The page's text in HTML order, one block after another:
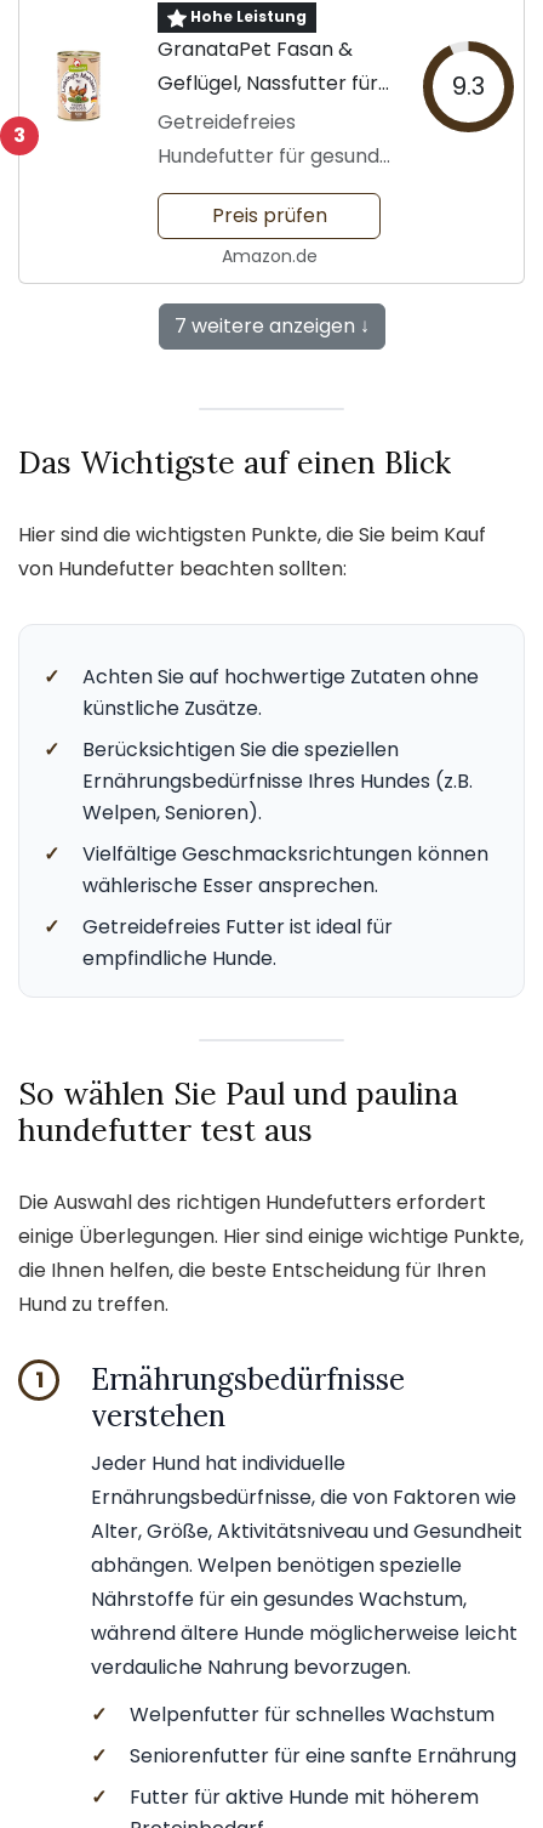
3
Hohe Leistung
GranataPet Fasan &
Geflügel, Nassfutter für
Hunde
Getreidefreies
Hundefutter für gesunde
Ernährung
9.3
Preis prüfen
Amazon.de
7 weitere anzeigen ↓
Das Wichtigste auf einen Blick
Hier sind die wichtigsten Punkte, die Sie beim Kauf
von Hundefutter beachten sollten:
✓
Achten Sie auf hochwertige Zutaten ohne
künstliche Zusätze.
✓
Berücksichtigen Sie die speziellen
Ernährungsbedürfnisse Ihres Hundes (z.B.
Welpen, Senioren).
✓
Vielfältige Geschmacksrichtungen können
wählerische Esser ansprechen.
✓
Getreidefreies Futter ist ideal für
empfindliche Hunde.
So wählen Sie Paul und paulina
hundefutter test aus
Die Auswahl des richtigen Hundefutters erfordert
einige Überlegungen. Hier sind einige wichtige Punkte,
die Ihnen helfen, die beste Entscheidung für Ihren
Hund zu treffen.
1
Ernährungsbedürfnisse
verstehen
Jeder Hund hat individuelle
Ernährungsbedürfnisse, die von Faktoren wie
Alter, Größe, Aktivitätsniveau und Gesundheit
abhängen. Welpen benötigen spezielle
Nährstoffe für ein gesundes Wachstum,
während ältere Hunde möglicherweise leicht
verdauliche Nahrung bevorzugen.
✓
Welpenfutter für schnelles Wachstum
✓
Seniorenfutter für eine sanfte Ernährung
✓
Futter für aktive Hunde mit höherem